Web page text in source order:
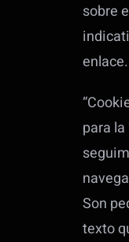
sobre
enlace.
para la
Son
texto